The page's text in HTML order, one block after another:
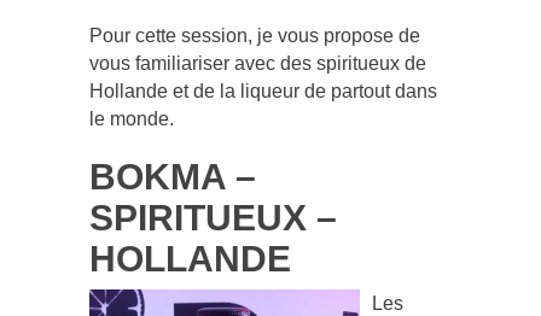
nouveautés
Liqueurs
et
Pour cette session, je vous propose de
vous familiariser avec des spiritueux de
Hollande et de la liqueur de partout dans
le monde.
BOKMA –
SPIRITUEUX –
HOLLANDE
Les